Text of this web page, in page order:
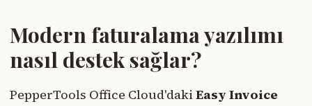
Modern faturalama yazılımı
nasıl destek sağlar?
PepperTools Office Cloud'dakiEasy Invoice